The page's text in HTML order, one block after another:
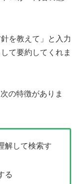
を教えて」と入力
て要約してくれま
の特徴がありま
解して検索す
る